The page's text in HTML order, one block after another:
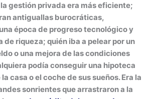
gestión privada era más eficiente;
antiguallas burocráticas,
época de progreso tecnológico y
de riqueza; quién iba a pelear por un
o una mejora de las condiciones
podía conseguir una hipoteca
casa o el coche de sus sueños. Era la
sonrientes que arrastraron a la